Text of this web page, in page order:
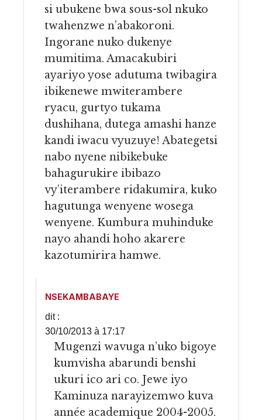
si ubukene bwa sous-sol nkuko
twahenzwe n’abakoroni.
Ingorane nuko dukenye
mumitima. Amacakubiri
ayariyo yose adutuma twibagira
ibikenewe mwiterambere
ryacu, gurtyo tukama
dushihana, dutega amashi hanze
kandi iwacu vyuzuye! Abategetsi
nabo nyene nibikebuke
bahagurukire ibibazo
vy’iterambere ridakumira, kuko
hagutunga wenyene wosega
wenyene. Kumbura muhinduke
nayo ahandi hoho akarere
kazotumirira hamwe.
NSEKAMBABAYE
dit :
30/10/2013 à 17:17
Mugenzi wavuga n’uko bigoye
kumvisha abarundi benshi
ukuri ico ari co. Jewe iyo
Kaminuza narayizemwo kuva
année academique 2004-2005.